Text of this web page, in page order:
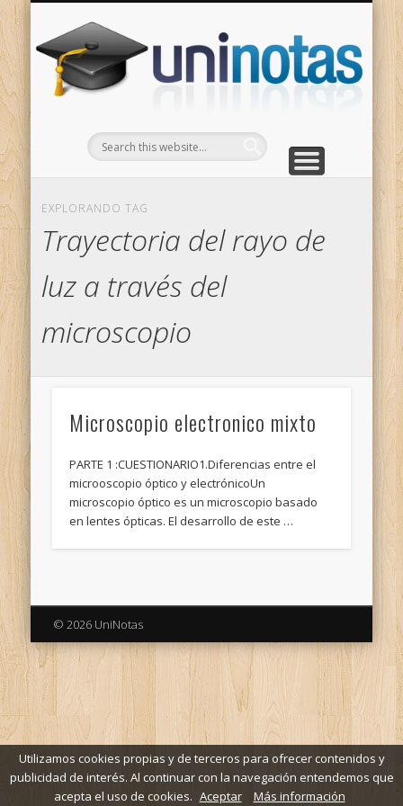
EXPLORANDO TAG
Trayectoria del rayo de
luz a través del
microscopio
Microscopio electronico mixto
PARTE 1 :CUESTIONARIO1.Diferencias entre el
microoscopio óptico y electrónicoUn
microscopio óptico es un microscopio basado
en lentes ópticas. El desarrollo de este …
© 2026 UniNotas
Utilizamos cookies propias y de terceros para ofrecer contenidos y
publicidad de interés. Al continuar con la navegación entendemos que
acepta el uso de cookies. Aceptar Más información